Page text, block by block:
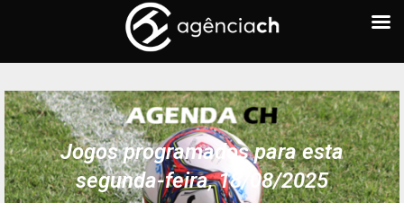
Jogos programados para esta
segunda-feira, 18/08/2025